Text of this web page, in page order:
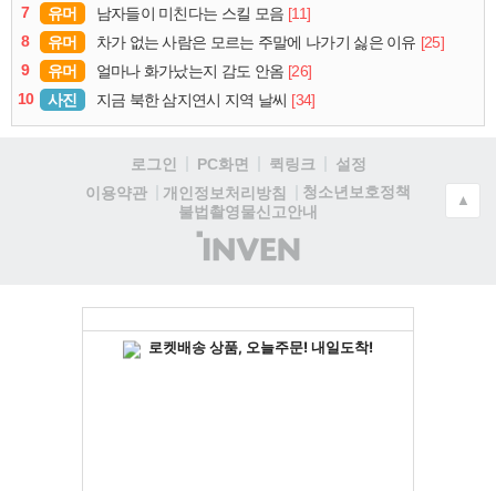
7
유머 남자들이 미친다는 스킬 모음 [11]
8
유머 차가 없는 사람은 모르는 주말에 나가기 싫은 이유 [25]
9
유머 얼마나 화가났는지 감도 안옴 [26]
10
사진 지금 북한 삼지연시 지역 날씨 [34]
로그인 PC화면 퀵링크
설정
이용약관
개인정보처리방침
청소년보호정책
불법촬영물신고안내
(주)
인
▲